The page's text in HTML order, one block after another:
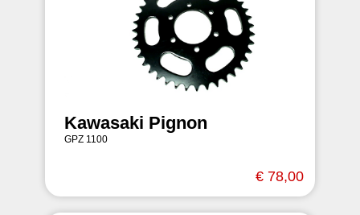
Kawasaki Pignon
GPZ 1100
€ 78,00